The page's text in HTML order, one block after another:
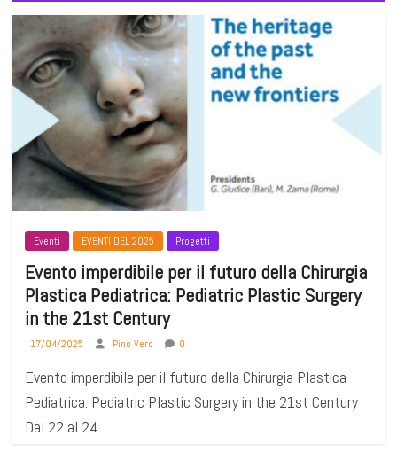
Eventi EVENTI DEL 2025 Progetti
Evento imperdibile per il futuro della Chirurgia
Plastica Pediatrica: Pediatric Plastic Surgery
in the 21st Century
17/04/2025 Pino Vero 0
Evento imperdibile per il futuro della Chirurgia Plastica
Pediatrica: Pediatric Plastic Surgery in the 21st Century
Dal 22 al 24